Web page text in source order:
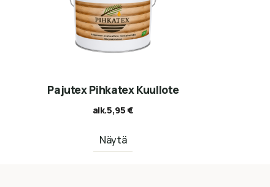
Pajutex Pihkatex Kuullote
alk.5,95€
Näytä